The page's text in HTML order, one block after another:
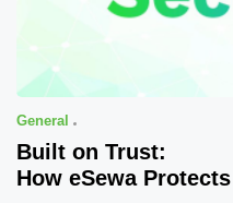
General
Built on Trust:
How eSewa